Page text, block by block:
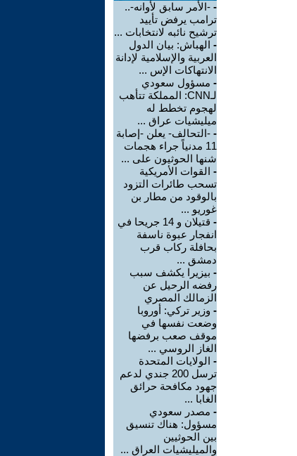
- -الأمر سابق لأوانه-..
ترامب يرفض تأييد
ترشيح نائبه لانتخابات ...
- الهباش: بيان الدول
العربية والإسلامية لإدانة
الانتهاكات الإس ...
- مسؤول سعودي
لـCNN: المملكة تتأهب
لهجوم تخطط له
ميليشيات عراق ...
- -التحالف- يعلن -إصابة
11 مدنياً جراء هجمات
شنها الحوثيون على ...
- القوات الأمريكية
تسحب طائرات التزود
بالوقود من مطار بن
غوريو ...
-
قتيلان و 14 جريحا في
انفجار عبوة ناسفة
بحافلة ركاب قرب
دمشق ...
- بيزيرا يكشف سبب
رفضه الرحيل عن
الزمالك المصري
- وزير تركي: أوروبا
وضعت نفسها في
موقف صعب برفضها
الغاز الروسي ...
- الولايات المتحدة
ترسل 200 جندي لدعم
جهود مكافحة حرائق
الغابا ...
- مصدر سعودي
مسؤول: هناك تنسيق
بين الحوثيين
والميليشيات العراق ...